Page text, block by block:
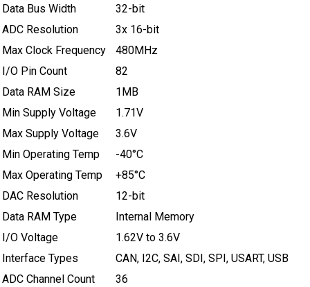
Data Bus Width
32-bit
ADC Resolution
3x 16-bit
Max Clock Frequency
480MHz
I/O Pin Count
82
Data RAM Size
1MB
Min Supply Voltage
1.71V
Max Supply Voltage
3.6V
Min Operating Temp
-40°C
Max Operating Temp
+85°C
DAC Resolution
12-bit
Data RAM Type
Internal Memory
I/O Voltage
1.62V to 3.6V
Interface Types
CAN, I2C, SAI, SDI, SPI, USART, USB
ADC Channel Count
36